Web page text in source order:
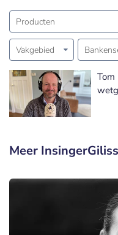
Producten
Vakgebied
Tom
Meer